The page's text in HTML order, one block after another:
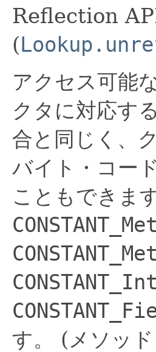
Reflection
(
アクセス可能
クタに対応す
合と同じく、
バイト・コー
こともできます
す。
(メソッ